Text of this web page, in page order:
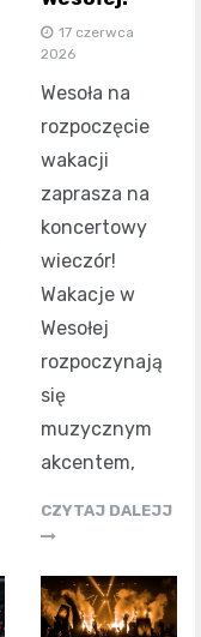
17 czerwca
2026
Wesoła na
rozpoczęcie
wakacji
zaprasza na
koncertowy
wieczór!
Wakacje w
Wesołej
rozpoczynają
się
muzycznym
akcentem,
CZYTAJ DALEJJ